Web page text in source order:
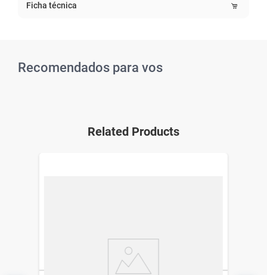
Ficha técnica
Recomendados para vos
Related Products